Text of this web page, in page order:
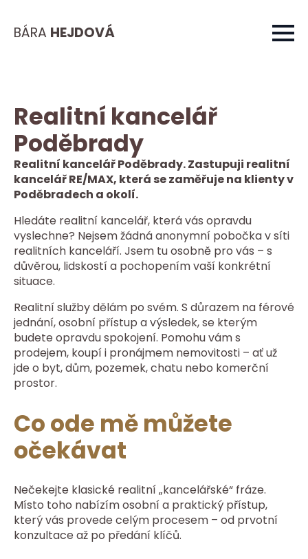
BÁRA HEJDOVÁ
Realitní kancelář
Poděbrady
Realitní kancelář Poděbrady. Zastupuji realitní
kancelář RE/MAX, která se zaměřuje na klienty v
Poděbradech a okolí.
Hledáte realitní kancelář, která vás opravdu
vyslechne? Nejsem žádná anonymní pobočka v síti
realitních kanceláří. Jsem tu osobně pro vás – s
důvěrou, lidskostí a pochopením vaší konkrétní
situace.
Realitní služby dělám po svém. S důrazem na férové
jednání, osobní přístup a výsledek, se kterým
budete opravdu spokojení. Pomohu vám s
prodejem, koupí i pronájmem nemovitosti – ať už
jde o byt, dům, pozemek, chatu nebo komerční
prostor.
Co ode mě můžete
očekávat
Nečekejte klasické realitní „kancelářské“ fráze.
Místo toho nabízím osobní a praktický přístup,
který vás provede celým procesem – od prvotní
konzultace až po předání klíčů.